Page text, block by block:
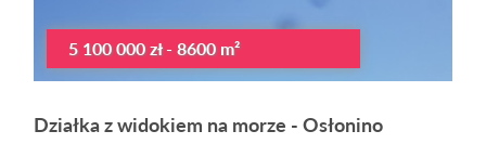
5 100 000 zł - 8600 m²
Działka z widokiem na morze - Osłonino